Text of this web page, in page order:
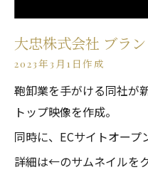
大忠株式会社 ブラ
2023年3月1日作成
鞄卸業を手がける同社が
トップ映像を作成。
同時に、ECサイトオープ
詳細は←のサムネイルを